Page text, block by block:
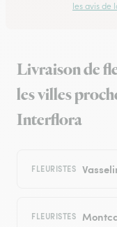
les avis de
Livraison de
les villes
Interflora
FLEURISTES
FLEURISTES